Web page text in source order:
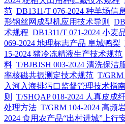
范 DB1311/T 076-2024 种羊场信
形钢丝网成型机应用技术导则
术规程 DB1311/T 071-2024 小麦
069-2024 地理标志产品 阜城鸭梨
15-2024 猪冷冻精液生产技术规范
料 T/BJBJSH 003-2024 清洗保洁
率核磁共振测定技术规范 T/
入河入海排污口监督管理技术指
则
T/SHQAP 018-2024 人真皮成
处理方法 T/GRM 104-2024 高频
2024 食用农产品“出村进城”上